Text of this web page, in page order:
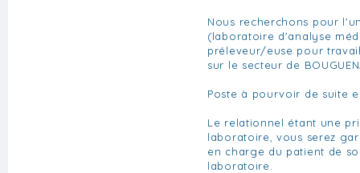
Nous recherchons pour
(laboratoire d'analyse
préleveur/euse pour
sur le secteur de
Poste à pourvoir de suite
Le relationnel étant une
laboratoire, vous serez
en charge du patient de
laboratoire.